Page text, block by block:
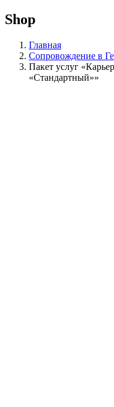
Shop
Главная
Сопровождение в
Пакет услуг
«Стандартный»»